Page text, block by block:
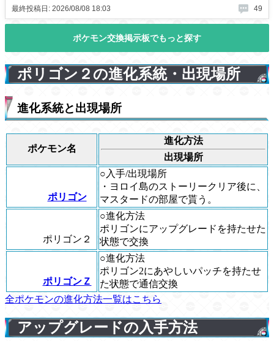
ポリゴン２の進化系統・出現場所
進化系統と出現場所
ポケモン名
進化方法
出現場所
ポリゴン
○入手/出現場所
・ヨロイ島のストーリークリア後に、
マスタードの部屋で貰う。
ポリゴン２
○進化方法
ポリゴンにアップグレードを持たせた
状態で交換
ポリゴンＺ
○進化方法
ポリゴン2にあやしいパッチを持たせ
た状態で通信交換
全ポケモンの進化方法一覧はこちら
アップグレードの入手方法